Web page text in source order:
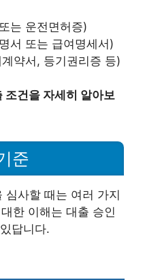
는 운전면허증)
서 또는 급여명세서)
약서, 등기권리증 등)
조건을 자세히 알아보
준
심사할 때는 여러 가지
한 이해는 대출 승인
답니다.